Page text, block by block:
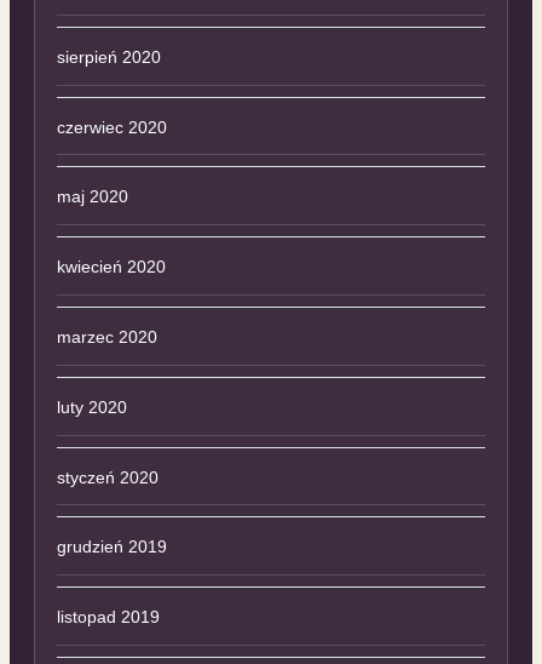
sierpień 2020
czerwiec 2020
maj 2020
kwiecień 2020
marzec 2020
luty 2020
styczeń 2020
grudzień 2019
listopad 2019